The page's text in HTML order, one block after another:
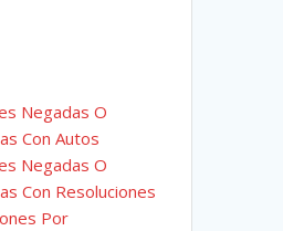
Negadas O
Con Autos
Negadas O
Con Resoluciones
Por